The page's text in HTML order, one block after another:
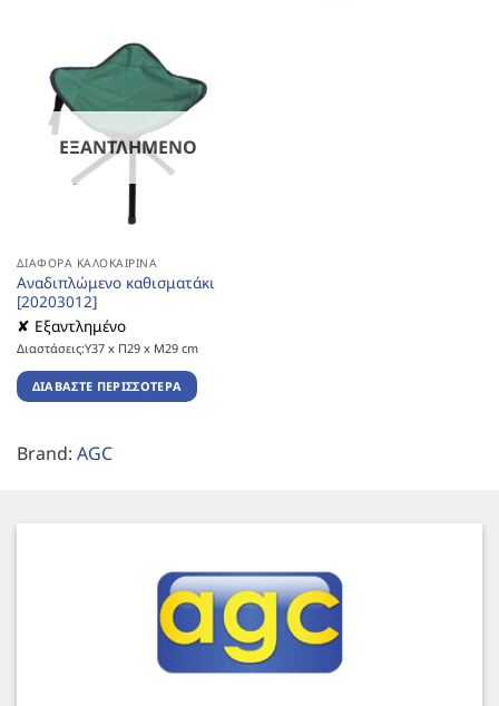
ΕΞΑΝΤΛΗΜΈΝΟ
ΔΙΆΦΟΡΑ ΚΑΛΟΚΑΙΡΙΝΆ
Αναδιπλώμενο καθισματάκι
[20203012]
✘ Εξαντλημένο
Διαστάσεις:Υ37 x Π29 x Μ29 cm
ΔΙΑΒΆΣΤΕ ΠΕΡΙΣΣΌΤΕΡΑ
Brand: AGC